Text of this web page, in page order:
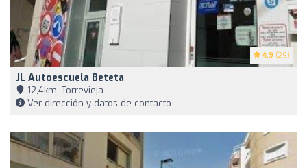
4.9 (29)
JL Autoescuela Beteta
12,4km, Torrevieja
Ver dirección y datos de contacto